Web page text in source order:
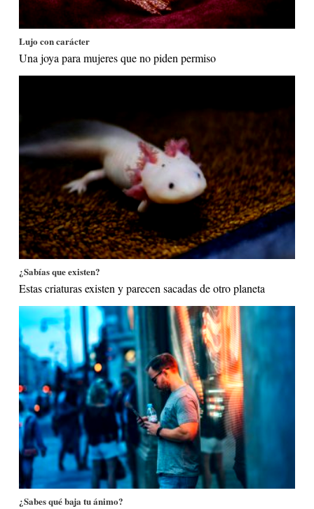
Lujo con carácter
Una joya para mujeres que no piden permiso
¿Sabías que existen?
Estas criaturas existen y parecen sacadas de otro planeta
¿Sabes qué baja tu ánimo?